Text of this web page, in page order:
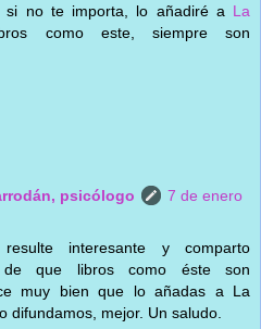
si no te importa, lo añadiré a La
como este, siempre son
psicólogo
7 de enero
interesante y comparto
de que libros como éste son
muy bien que lo añadas a La
difundamos, mejor. Un saludo.